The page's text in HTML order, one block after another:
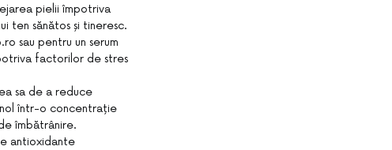
pielii împotriva
ten sănătos și tineresc.
sau pentru un serum
factorilor de stres
sa de a reduce
într-o concentrație
îmbătrânire.
antioxidante